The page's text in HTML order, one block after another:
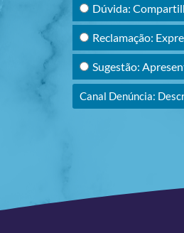
Dúvida:
Reclamação:
Sugestão:
Canal Denúncia: